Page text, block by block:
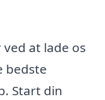
at lade os
bedste
Start din